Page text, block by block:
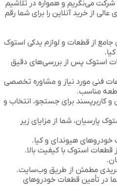
شرکت می‌نگریم و همواره در تلاشیم
عالی از خرید آنلاین را برای شما رقم
از قطعات و لوازم یدکی استوک
استوک پس از بررسی‌های دقیق
فنی مورد نیاز و مشاوره تخصصی
کاربرپسند برای جستجو، انتخاب و
پارسیان، شما از مزایای زیر
هیوندای و کیا.
استوک با کیفیت بالا.
مطمئن از طریق وب‌سایت.
در تأمین قطعات خودروهای